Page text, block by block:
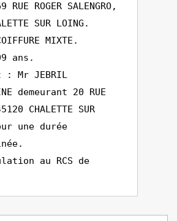
ROGER SALENGRO,
SUR LOING.
MIXTE.
ans.
: Mr JEBRIL
demeurant 20 RUE
CHALETTE SUR
une durée
au RCS de